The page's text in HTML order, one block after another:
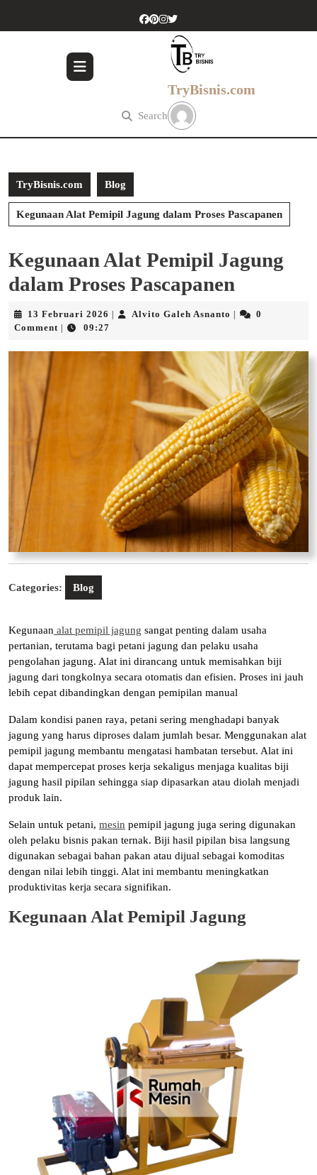
TryBisnis.com
Search
TryBisnis.com Blog
Kegunaan Alat Pemipil Jagung dalam Proses Pascapanen
Kegunaan Alat Pemipil Jagung
dalam Proses Pascapanen
13 Februari 2026 13
Februari
Alvito Galeh Asnanto Alvito0
Comment
09:27
Categories: Blog
Kegunaan alat pemipil jagung sangat penting dalam usaha
pertanian, terutama bagi petani jagung dan pelaku usaha
pengolahan jagung. Alat ini dirancang untuk memisahkan biji
jagung dari tongkolnya secara otomatis dan efisien. Proses ini jauh
lebih cepat dibandingkan dengan pemipilan manual
Dalam kondisi panen raya, petani sering menghadapi banyak
jagung yang harus diproses dalam jumlah besar. Menggunakan alat
pemipil jagung membantu mengatasi hambatan tersebut. Alat ini
dapat mempercepat proses kerja sekaligus menjaga kualitas biji
jagung hasil pipilan sehingga siap dipasarkan atau diolah menjadi
produk lain.
Selain untuk petani, mesin pemipil jagung juga sering digunakan
oleh pelaku bisnis pakan ternak. Biji hasil pipilan bisa langsung
digunakan sebagai bahan pakan atau dijual sebagai komoditas
dengan nilai lebih tinggi. Alat ini membantu meningkatkan
produktivitas kerja secara signifikan.
Kegunaan Alat Pemipil Jagung